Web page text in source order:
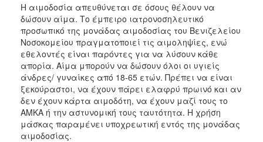
Η αιμοδοσία απευθύνεται σε όσους θέλουν να
δώσουν αίμα. Το έμπειρο ιατρονοσηλευτικό
προσωπικό της μονάδας αιμοδοσίας του Βενιζελείου
Νοσοκομείου πραγματοποιεί τις αιμοληψίες, ενώ
εθελοντές είναι παρόντες για να λύσουν κάθε
απορία. Αίμα μπορούν να δώσουν όλοι οι υγιείς
άνδρες/ γυναίκες από 18-65 ετών. Πρέπει να είναι
ξεκούραστοι, να έχουν πάρει ελαφρύ πρωινό και αν
δεν έχουν κάρτα αιμοδότη, να έχουν μαζί τους το
ΑΜΚΑ ή την αστυνομική τους ταυτότητα. Η χρήση
μάσκας παραμένει υποχρεωτική εντός της μονάδας
αιμοδοσίας.